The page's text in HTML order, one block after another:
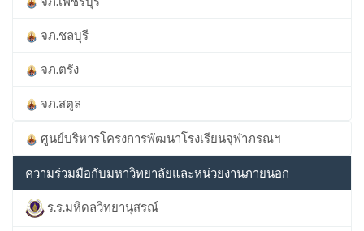
จภ.ชลบุรี
จภ.ตรัง
จภ.สตูล
ศูนย์บริหารโครงการพัฒนาโรงเรียนจุฬาภรณฯ
ความร่วมมือกับมหาวิทยาลัยและหน่วยงานภายนอก
ร.ร.มหิดลวิทยานุสรณ์